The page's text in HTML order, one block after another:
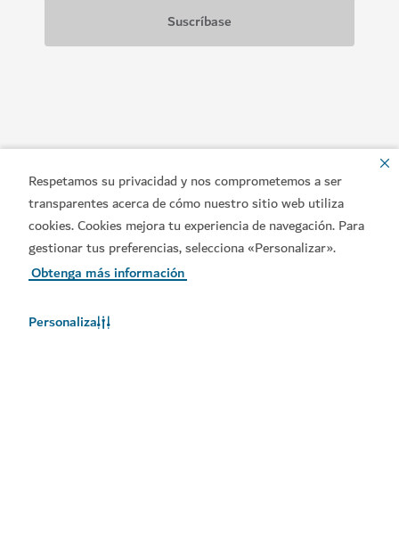
Respetamos su privacidad y nos comprometemos a ser
transparentes acerca de cómo nuestro sitio web utiliza
cookies. Cookies mejora tu experiencia de navegación. Para
gestionar tus preferencias, selecciona «Personalizar».
Obtenga más información
Personaliza